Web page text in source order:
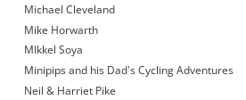
Michael Cleveland
Mike Horwarth
MIkkel Soya
Minipips and his Dad's Cycling Adventures
Neil & Harriet Pike